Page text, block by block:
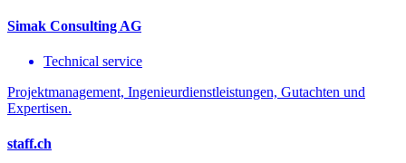
Simak Consulting AG
Technical service
Projektmanagement, Ingenieurdienstleistungen, Gutachten und
Expertisen.
staff.ch